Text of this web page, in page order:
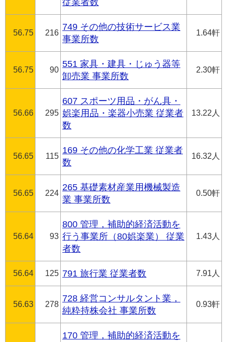
従業者数
56.75 216
749 その他の技術サービス業
事業所数
1.64軒
56.75 90
551 家具・建具・じゅう器等
卸売業 事業所数
2.30軒
56.66 295
607 スポーツ用品・がん具・
娯楽用品・楽器小売業 従業者
数
13.22人
56.65 115
169 その他の化学工業 従業者
数
16.32人
56.65 224
265 基礎素材産業用機械製造
業 事業所数
0.50軒
56.64 93
800 管理，補助的経済活動を
行う事業所（80娯楽業） 従業
者数
1.43人
56.64 125 791 旅行業 従業者数 7.91人
56.63 278
728 経営コンサルタント業，
純粋持株会社 事業所数
0.93軒
170 管理，補助的経済活動を